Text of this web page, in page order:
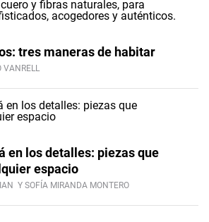
tres maneras de habitar
VANRELL
en los detalles: piezas que
espacio
Y SOFÍA MIRANDA MONTERO